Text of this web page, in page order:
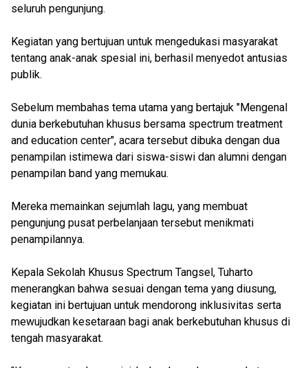
seluruh pengunjung.
Kegiatan yang bertujuan untuk mengedukasi masyarakat
tentang anak-anak spesial ini, berhasil menyedot antusias
publik.
Sebelum membahas tema utama yang bertajuk "Mengenal
dunia berkebutuhan khusus bersama spectrum treatment
and education center", acara tersebut dibuka dengan dua
penampilan istimewa dari siswa-siswi dan alumni dengan
penampilan band yang memukau.
Mereka memainkan sejumlah lagu, yang membuat
pengunjung pusat perbelanjaan tersebut menikmati
penampilannya.
Kepala Sekolah Khusus Spectrum Tangsel, Tuharto
menerangkan bahwa sesuai dengan tema yang diusung,
kegiatan ini bertujuan untuk mendorong inklusivitas serta
mewujudkan kesetaraan bagi anak berkebutuhan khusus di
tengah masyarakat.